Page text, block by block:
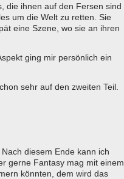
die ihnen auf den Fersen sind
um die Welt zu retten. Sie
eine Szene, wo sie an ihren
ging mir persönlich ein
sehr auf den zweiten Teil.
diesem Ende kann ich
gerne Fantasy mag mit einem
könnten, dem wird das